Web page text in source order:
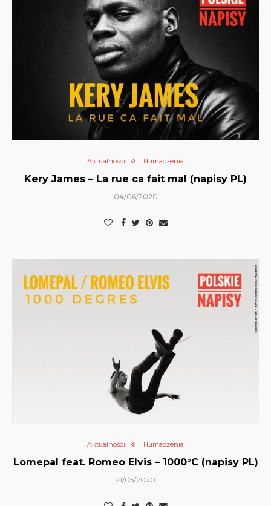
Aktualności Tłumaczenia
Kery James – La rue ca fait mal (napisy PL)
04/06/2020
Aktualności Tłumaczenia
Lomepal feat. Romeo Elvis – 1000°C (napisy PL)
21/05/2020